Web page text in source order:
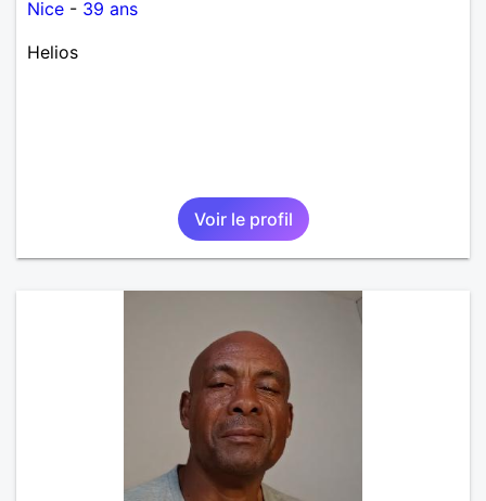
Nice - 39 ans
Helios
Voir le profil